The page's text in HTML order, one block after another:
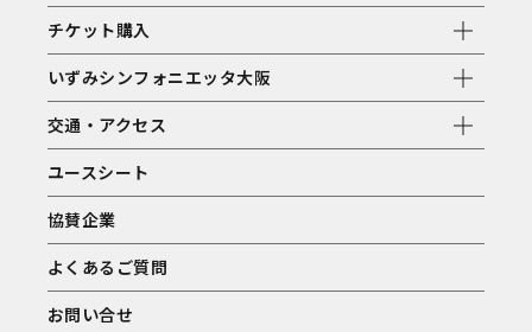
チケット購入
いずみシンフォニエッタ大阪
交通・アクセス
ユースシート
協賛企業
よくあるご質問
お問い合せ